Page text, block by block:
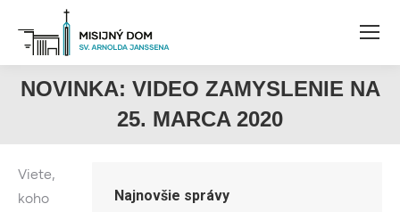
NOVINKA: VIDEO ZAMYSLENIE NA
25. MARCA 2020
Viete,
koho
Najnovšie správy